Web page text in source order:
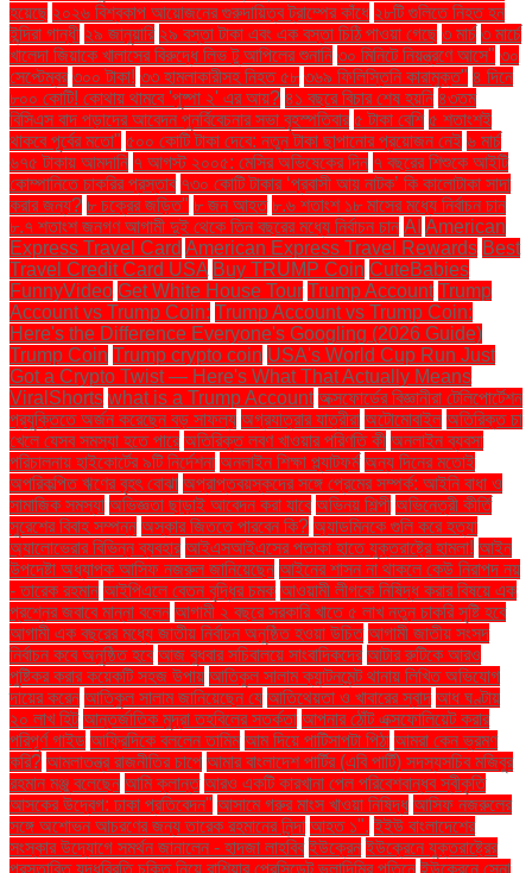
হয়েছে ২০২৬ বিশ্বকাপ আয়োজনের গুরুদায়িত্ব ট্রাম্পের কাঁধে ২৮টি গুলিতে নিহত হন
ইন্দিরা গান্ধী ২৯ জানুয়ারি ২৯ বস্তা টাকা এবং এক বস্তা চিঠি পাওয়া গেছে ৩ মার্চ ৩ মার্চে
খালেদা জিয়াকে খালাসের বিরুদ্ধে লিভ টু আপিলের শুনানি ৩০ মিনিটে নিয়ন্ত্রণে আসে" ৩০
সেপ্টেম্বর ৩০০ টাকা! ৩৩ হামলাকারীসহ নিহত ৫৮ ৩৬৯ ফিলিস্তিনি কারামুক্ত" ৪ দিনে
৮০০ কোটি! কোথায় থামবে 'পুষ্পা ২' এর আয়? ৪১ বছরে বিচার শেষ হয়নি ৪৩তম
বিসিএস বাদ পড়াদের আবেদন পুনর্বিবেচনার সভা বৃহস্পতিবার ৫ টাকা বেশি ৫ শতাংশই
থাকবে পূর্বের মতো" ৫০০ কোটি টাকা দেবে: নতুন টাকা ছাপানোর প্রয়োজন নেই ৬ মার্চ
৬৭৫ টাকায় আমদানি ৭ আগস্ট ২০০৫: মেসির অভিষেকের দিন ৭ বছরের শিশুকে আইটি
কোম্পানিতে চাকরির প্রস্তাব ৭৩০ কোটি টাকার ‘প্রবাসী আয় নাটক’ কি কালোটাকা সাদা
করার জন্য? ৮ চক্রের জড়িত" ৮ জন আহত ৮.৬ শতাংশ ১৮ মাসের মধ্যে নির্বাচন চান
৮.৭ শতাংশ জনগণ আগামী দুই থেকে তিন বছরের মধ্যে নির্বাচন চান AI American
Express Travel Card American Express Travel Rewards Best
Travel Credit Card USA Buy TRUMP Coin CuteBabies
FunnyVideo Get White House Tour Trump Account Trump
Account vs Trump Coin: Trump Account vs Trump Coin:
Here's the Difference Everyone's Googling (2026 Guide)
Trump Coin Trump crypto coin USA's World Cup Run Just
Got a Crypto Twist — Here's What That Actually Means
ViralShorts what is a Trump Account অক্সফোর্ডের বিজ্ঞানীরা টেলিপোর্টেশন
প্রযুক্তিতে অর্জন করেছেন বড় সাফল্য অগ্রযাত্রার যাত্রীরা অটোমোবাইল অতিরিক্ত চা
খেলে যেসব সমস্যা হতে পারে অতিরিক্ত লবণ খাওয়ার পরিণতি কী অনলাইন ব্যবসা
পরিচালনায় হাইকোর্টের ৯টি নির্দেশনা অনলাইন শিক্ষা প্ল্যাটফর্ম অন্য দিনের মতোই
অপরিকল্পিত ঋণের বৃহৎ বোঝা অপ্রাপ্তবয়স্কদের সঙ্গে প্রেমের সম্পর্ক: আইনি বাধা ও
সামাজিক সমস্যা অভিজ্ঞতা ছাড়াই আবেদন করা যাবে অভিনয় শিল্পী অভিনেত্রী কীর্তি
সুরেশের বিবাহ সম্পন্ন অস্কার জিততে পারবেন কি? অ্যাডমিনকে গুলি করে হত্যা
অ্যালোভেরার বিভিন্ন ব্যবহার আইএসআইএসের পতাকা হাতে যুক্তরাষ্ট্রে হামলা! আইন
উপদেষ্টা অধ্যাপক আসিফ নজরুল জানিয়েছেন আইনের শাসন না থাকলে কেউ নিরাপদ নয়
- তারেক রহমান আইপিএলে বেতন বৃদ্ধির চমক আওয়ামী লীগকে নিষিদ্ধ করার বিষয়ে এক
প্রশ্নের জবাবে মান্না বলেন আগামী ২ বছরে সরকারি খাতে ৫ লাখ নতুন চাকরি সৃষ্টি হবে
আগামী এক বছরের মধ্যে জাতীয় নির্বাচন অনুষ্ঠিত হওয়া উচিত আগামী জাতীয় সংসদ
নির্বাচন কবে অনুষ্ঠিত হবে আজ বুধবার সচিবালয়ে সাংবাদিকদের আটার রুটিকে আরও
পুষ্টিকর করার কয়েকটি সহজ উপায় আতিকুল সালাম ক্যান্টনমেন্ট থানায় লিখিত অভিযোগ
দায়ের করেন আতিকুল সালাম জানিয়েছেন যে আতিথেয়তা ও খাবারের স্বাদ আধ ঘণ্টায়
২০ লাখ হিট আন্তর্জাতিক মুদ্রা তহবিলের সতর্কতা আপনার ঠোঁট এক্সফোলিয়েট করার
পরিপূর্ণ গাইড আফ্রিদিকে বললেন তামিম আম দিয়ে পাটিসাপটা পিঠা আমরা কেন ভ্রমণ
করি? আমলাতন্ত্র রাজনীতির চাপে আমার বাংলাদেশ পার্টির (এবি পার্টি) সদস্যসচিব মজিবুর
রহমান মঞ্জু বলেছেন আমি ক্লান্ত আরও একটি কারখানা পেল পরিবেশবান্ধব স্বীকৃতি
আসকের উদ্বেগ: ঢাকা প্রতিবেদন" আসামে গরুর মাংস খাওয়া নিষিদ্ধ আসিফ নজরুলের
সঙ্গে অশোভন আচরণের জন্য তারেক রহমানের নিন্দা আহত ১". ইইউ বাংলাদেশের
সংস্কার উদ্যোগে সমর্থন জানালেন - হাদজা লাহবিব ইউক্রেন ইউক্রেনে যুক্তরাষ্ট্রের